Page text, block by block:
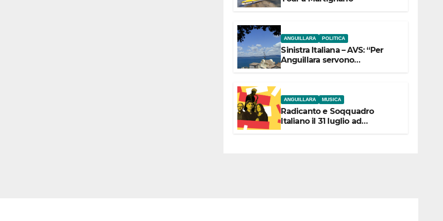
ANGUILLARA POLITICA
Sinistra Italiana – AVS: “Per
Anguillara servono
ANGUILLARA MUSICA
Radicanto e Soqquadro
Italiano il 31 luglio ad